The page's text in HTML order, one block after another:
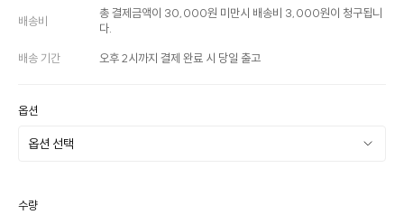
배송비
총 결제금액이 30,000원 미만시 배송비 3,000원이 청구됩니
다.
배송 기간 오후 2시까지 결제 완료 시 당일 출고
옵션
수량